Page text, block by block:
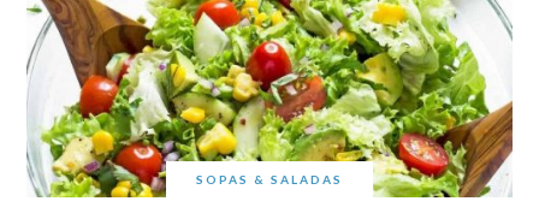
SOPAS & SALADAS